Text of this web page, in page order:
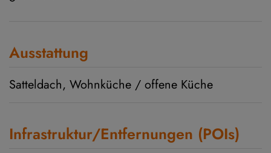
Ausstattung
Satteldach Wohnküche / offene Küche
Infrastruktur/Entfernungen (POIs)